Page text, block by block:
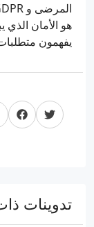
هو الأمان الذي
يفهمون
تدوينات